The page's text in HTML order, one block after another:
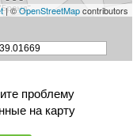
| ©OpenStreetMapcontributors
проблему
на карту